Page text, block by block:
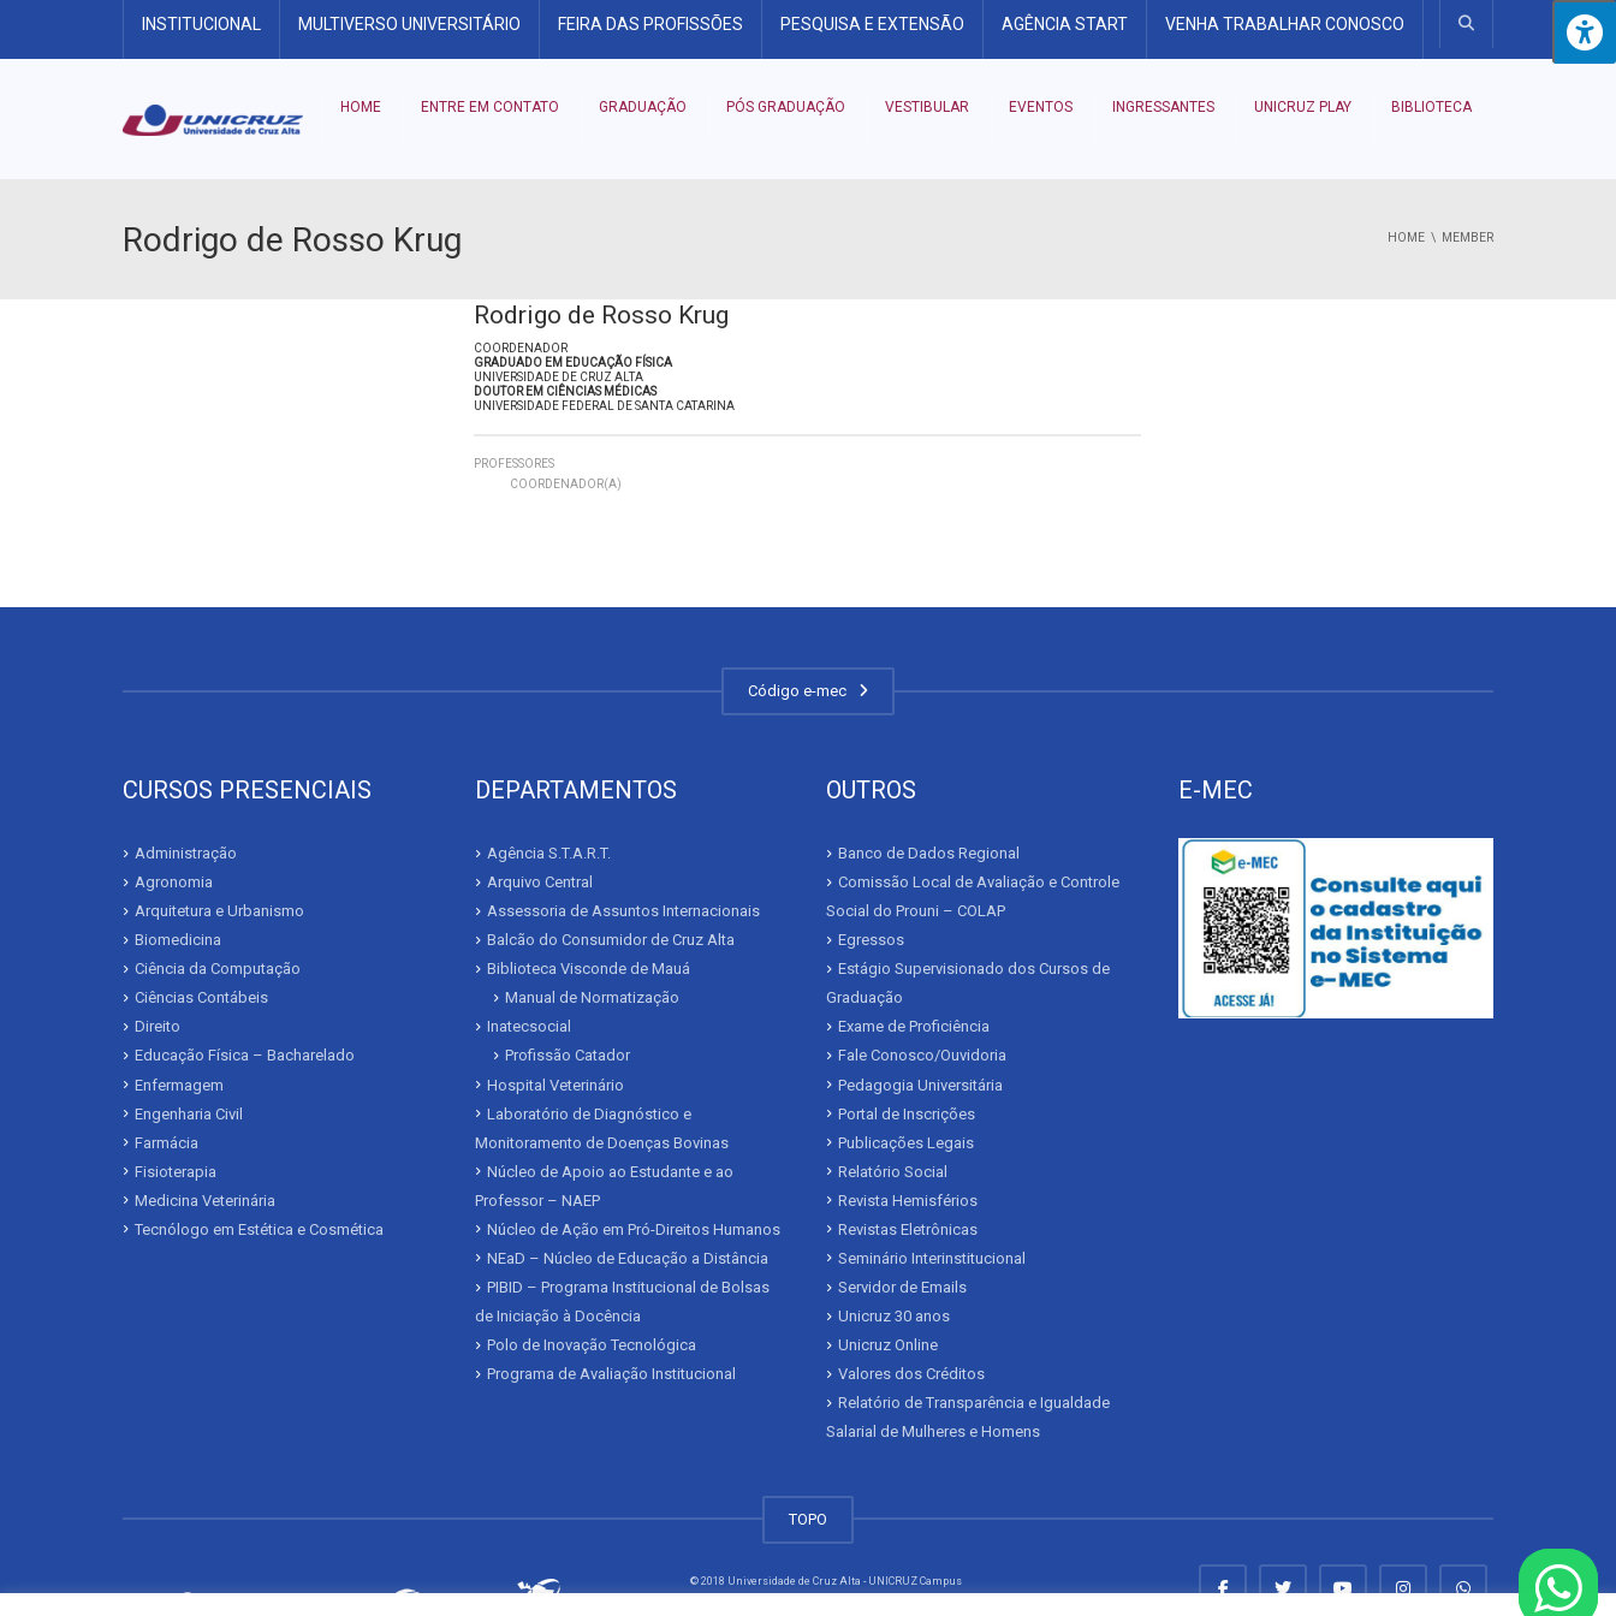
INSTITUCIONAL MULTIVERSO UNIVERSITÁRIO FEIRA DAS PROFISSÕES PESQUISA E EXTENSÃO AGÊNCIA START VENHA TRABALHAR CONOSCO
HOME ENTRE EM CONTATO GRADUAÇÃO PÓS GRADUAÇÃO VESTIBULAR EVENTOS INGRESSANTES UNICRUZ PLAY BIBLIOTECA
Rodrigo de Rosso Krug HOME MEMBER
Rodrigo de Rosso Krug
COORDENADOR
GRADUADO EM EDUCAÇÃO FÍSICA
UNIVERSIDADE DE CRUZ ALTA
DOUTOR EM CIÊNCIAS MÉDICAS
UNIVERSIDADE FEDERAL DE SANTA CATARINA
PROFESSORES
COORDENADOR(A)
Código e-mec
CURSOS PRESENCIAIS
Administração
Agronomia
Arquitetura e Urbanismo
Biomedicina
Ciência da Computação
Ciências Contábeis
Direito
Educação Física – Bacharelado
Enfermagem
Engenharia Civil
Farmácia
Fisioterapia
Medicina Veterinária
Tecnólogo em Estética e Cosmética
DEPARTAMENTOS
Agência S.T.A.R.T.
Arquivo Central
Assessoria de Assuntos Internacionais
Balcão do Consumidor de Cruz Alta
Biblioteca Visconde de Mauá
Manual de Normatização
Inatecsocial
Profissão Catador
Hospital Veterinário
Laboratório de Diagnóstico e
Monitoramento de Doenças Bovinas
Núcleo de Apoio ao Estudante e ao
Professor – NAEP
Núcleo de Ação em Pró-Direitos Humanos
NEaD – Núcleo de Educação a Distância
PIBID – Programa Institucional de Bolsas
de Iniciação à Docência
Polo de Inovação Tecnológica
Programa de Avaliação Institucional
OUTROS
Banco de Dados Regional
Comissão Local de Avaliação e Controle
Social do Prouni – COLAP
Egressos
Estágio Supervisionado dos Cursos de
Graduação
Exame de Proficiência
Fale Conosco/Ouvidoria
Pedagogia Universitária
Portal de Inscrições
Publicações Legais
Relatório Social
Revista Hemisférios
Revistas Eletrônicas
Seminário Interinstitucional
Servidor de Emails
Unicruz 30 anos
Unicruz Online
Valores dos Créditos
Relatório de Transparência e Igualdade
Salarial de Mulheres e Homens
E-MEC
TOPO
© 2018 Universidade de Cruz Alta - UNICRUZ Campus